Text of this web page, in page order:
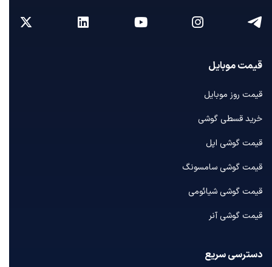
قیمت موبایل
قیمت روز موبایل
خرید قسطی گوشی
قیمت گوشی اپل
قیمت گوشی سامسونگ
قیمت گوشی شیائومی
قیمت گوشی آنر
دسترسی سریع